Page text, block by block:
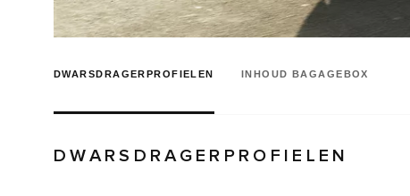
DWARSDRAGERPROFIELEN INHOUD BAGAGEBOX
DWARSDRAGERPROFIELEN